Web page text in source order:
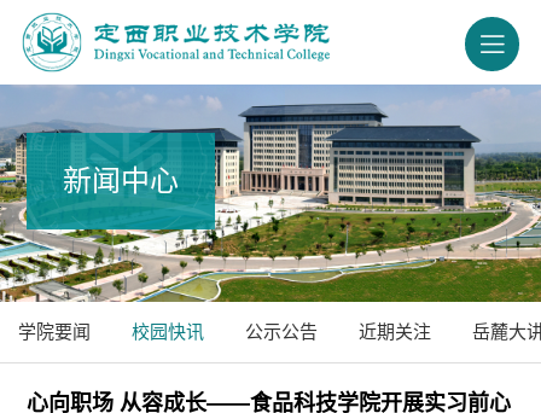
新闻中心
学院要闻 校园快讯 公示公告 近期关注 岳麓大
心向职场 从容成长——食品科技学院开展实习前心